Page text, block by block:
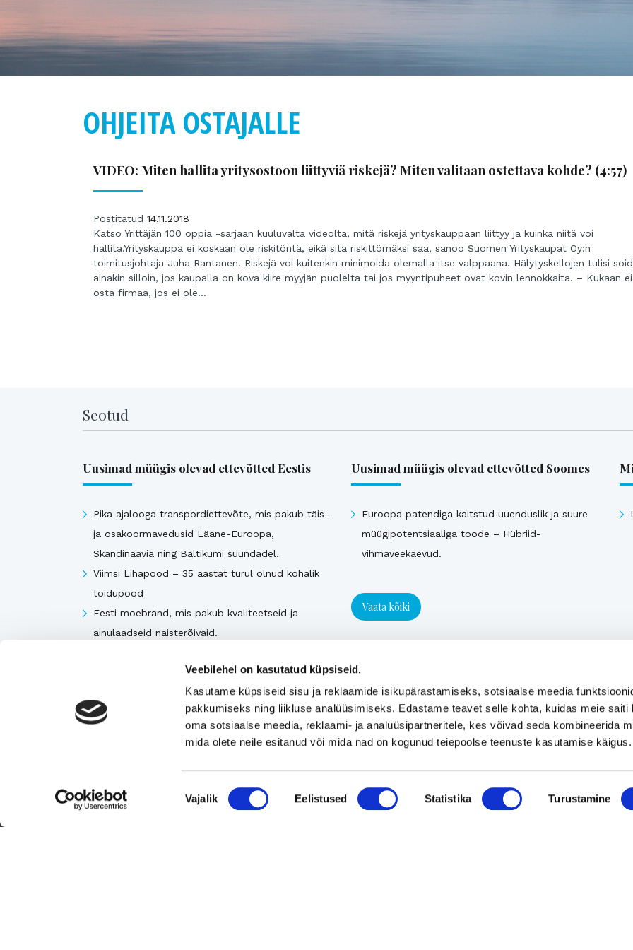
Veebilehel on kasutatud küpsiseid.
Kasutame küpsiseid sisu ja reklaamide isikupärastamiseks, sotsiaalse meedia
pakkumiseks ning liikluse analüüsimiseks. Edastame teavet selle kohta, kuidas meie saiti
oma sotsiaalse meedia, reklaami- ja analüüsipartneritele, kes võivad seda kombineerida
mida olete neile esitanud või mida nad on kogunud teiepoolse teenuste kasutamise käigus.
Nõusoleku
valik
Vajalik Eelistused Statistika Turustamine
OHJEITA OSTAJALLE
VIDEO: Miten hallita yritysostoon liittyviä riskejä? Miten valitaan ostettava kohde? (4:57)
Postitatud 14.11.2018
Katso Yrittäjän 100 oppia -sarjaan kuuluvalta videolta, mitä riskejä yrityskauppaan liittyy ja kuinka niitä voi
hallita.Yrityskauppa ei koskaan ole riskitöntä, eikä sitä riskittömäksi saa, sanoo Suomen Yrityskaupat Oy:n
toimitusjohtaja Juha Rantanen. Riskejä voi kuitenkin minimoida olemalla itse valppaana. Hälytyskellojen tulisi
ainakin silloin, jos kaupalla on kova kiire myyjän puolelta tai jos myyntipuheet ovat kovin lennokkaita. – Kukaan ei
osta firmaa, jos ei ole...
Seotud
Uusimad müügis olevad ettevõtted Eestis
Pika ajalooga transpordiettevõte, mis pakub täis-
ja osakoormavedusid Lääne-Euroopa,
Skandinaavia ning Baltikumi suundadel.
Viimsi Lihapood – 35 aastat turul olnud kohalik
toidupood
Eesti moebränd, mis pakub kvaliteetseid ja
ainulaadseid naisterõivaid.
seadmetega tegelev ettevõte
Rahvusvaheliselt tunnustatud metall- ja
tekstiilkompensaatorite projekteerija ja tootja.
Uusimad müügis olevad ettevõtted Soomes
Euroopa patendiga kaitstud uuenduslik ja suure
müügipotentsiaaliga toode – Hübriid-
vihmaveekaevud.
Vaata kõiki